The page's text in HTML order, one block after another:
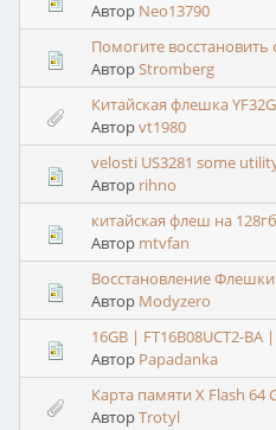
Автор Neo13790
Помогите
АвторStromberg
Китайская флешка
Авторvt1980
velosti US3281 some
Автор rihno
китайская флеш на 128гб
Автор mtvfan
Восстановление Флешки
Автор Modyzero
16GB | FT16B08UCT2-
Автор Papadanka
Карта памяти X Flash 64
АвторTrotyl